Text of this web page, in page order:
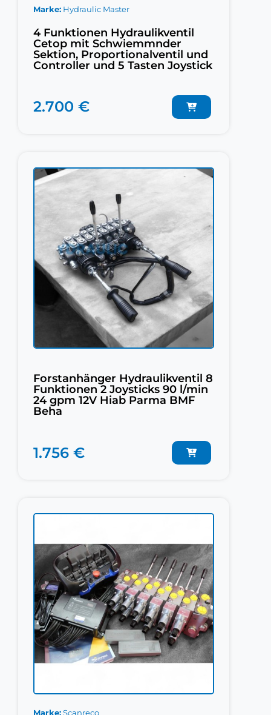
Marke Hydraulic Master
4 Funktionen Hydraulikventil
Cetop mit Schwiemmnder
Sektion, Proportionalventil und
Controller und 5 Tasten Joystick
2.700 €
Forstanhänger Hydraulikventil 8
Funktionen 2 Joysticks 90 l/min
24 gpm 12V Hiab Parma BMF
Beha
1.756 €
Marke Scanreco